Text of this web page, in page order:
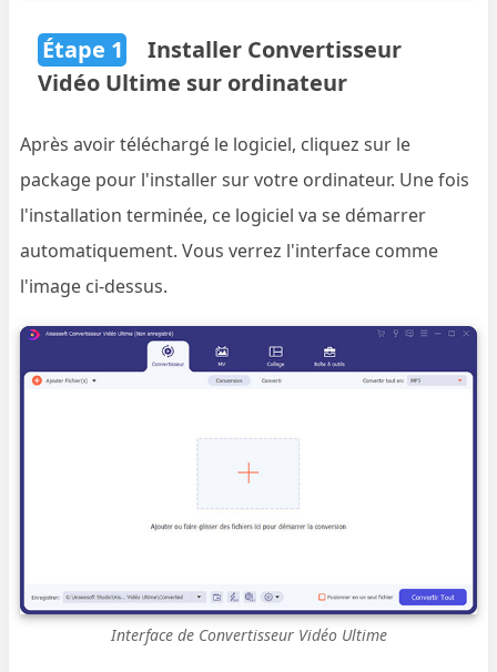
Étape 1
Installer Convertisseur
Vidéo Ultime sur ordinateur
Après avoir téléchargé le logiciel, cliquez sur le
package pour l'installer sur votre ordinateur. Une fois
l'installation terminée, ce logiciel va se démarrer
automatiquement. Vous verrez l'interface comme
l'image ci-dessus.
Interface de Convertisseur Vidéo Ultime